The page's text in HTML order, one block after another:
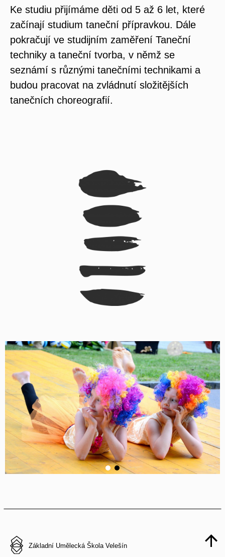
Ke studiu přijímáme děti od 5 až 6 let, které
začínají studium taneční přípravkou. Dále
pokračují ve studijním zaměření Taneční
techniky a taneční tvorba, v němž se
seznámí s různými tanečními technikami a
budou pracovat na zvládnutí složitějších
tanečních choreografií.
Základní Umělecká Škola Velešín